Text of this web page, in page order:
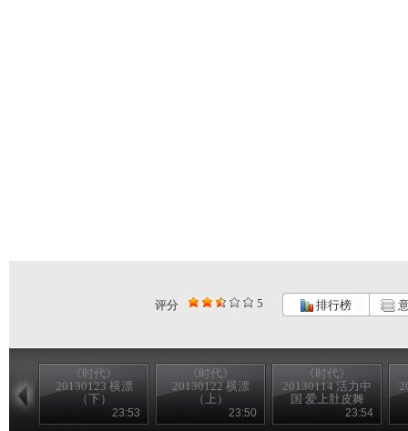
评分 5 排行榜
《时代》
20130123 横漂
（下）
23:53
《时代》
20130122 横漂
（上）
23:50
《时代》
20130114 活力中
国 爱上肚皮舞
23:54